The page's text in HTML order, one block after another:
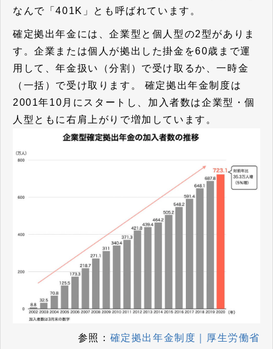
なんで「401K」とも呼ばれています。
確定拠出年金には、企業型と個人型の2型がありま
す。企業または個人が拠出した掛金を60歳まで運
用して、年金扱い（分割）で受け取るか、一時金
（一括）で受け取ります。 確定拠出年金制度は
2001年10月にスタートし、加入者数は企業型・個
人型ともに右肩上がりで増加しています。
参照： 確定拠出年金制度｜厚生労働省